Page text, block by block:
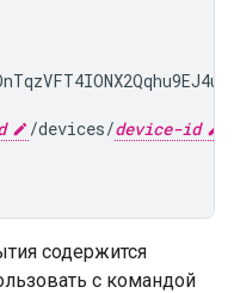
/devices/device-id
содержится
с командой